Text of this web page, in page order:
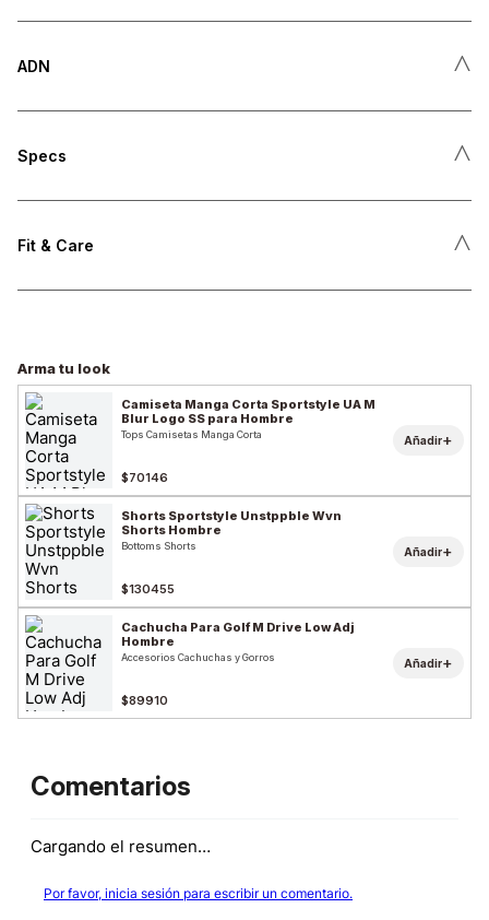
ADN ˄
Specs ˄
Fit & Care ˄
Arma tu look
Camiseta Manga Corta Sportstyle UA M
Blur Logo SS para Hombre
Tops Camisetas Manga Corta
$70146
Añadir+
Shorts Sportstyle Unstppble Wvn
Shorts Hombre
Bottoms Shorts
$130455
Añadir+
Cachucha Para Golf M Drive Low Adj
Hombre
Accesorios Cachuchas y Gorros
$89910
Añadir+
Comentarios
Cargando el resumen…
Por favor, inicia sesión para escribir un comentario.